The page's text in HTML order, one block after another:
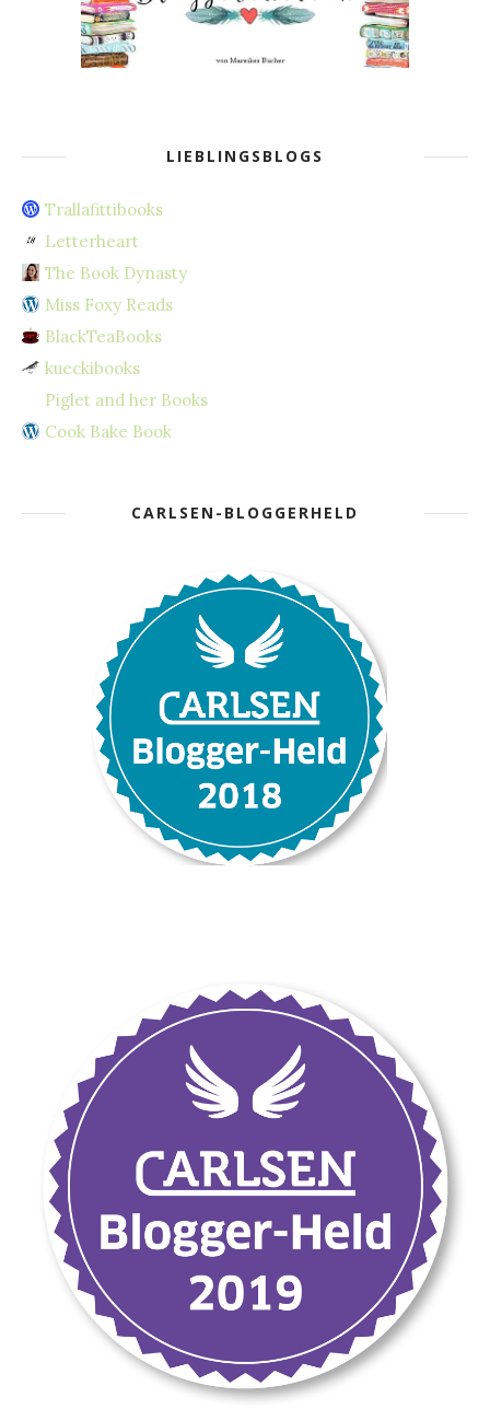
LIEBLINGSBLOGS
Trallafittibooks
Letterheart
The Book Dynasty
Miss Foxy Reads
BlackTeaBooks
kueckibooks
Piglet and her Books
Cook Bake Book
CARLSEN-BLOGGERHELD